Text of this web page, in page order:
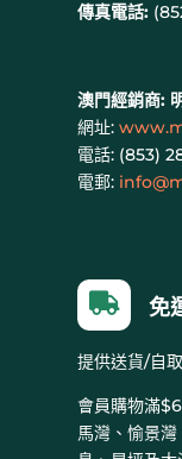
傳真電話:
澳門經銷商:
網址:
電話: (853)
電郵:
 免
提供送貨/自
會員購物滿
馬灣、愉景